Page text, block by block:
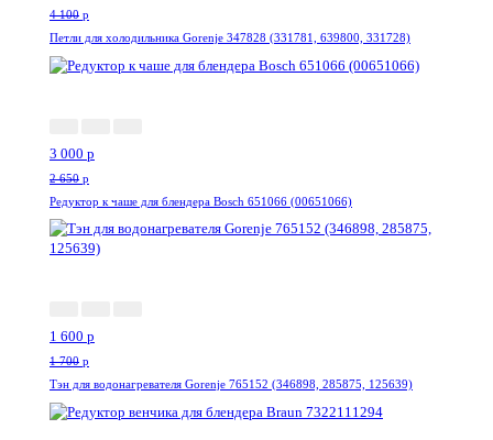
4 100 p
Петли для холодильника Gorenje 347828 (331781, 639800, 331728)
3 000 p
2 650 p
Редуктор к чаше для блендера Bosch 651066 (00651066)
1 600 p
1 700 p
Тэн для водонагревателя Gorenje 765152 (346898, 285875, 125639)